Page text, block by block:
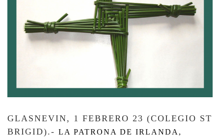
GLASNEVIN, 1 FEBRERO 23 (COLEGIO ST
BRIGID).- LA PATRONA DE IRLANDA,